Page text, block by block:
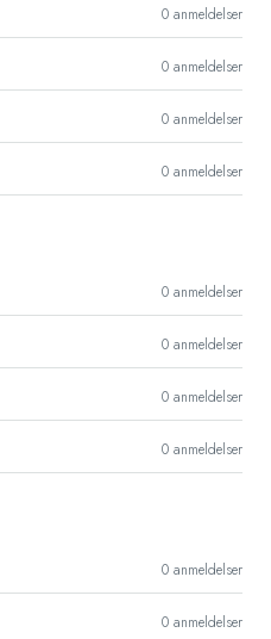
0 anmeldelser
0 anmeldelser
0 anmeldelser
0 anmeldelser
0 anmeldelser
0 anmeldelser
0 anmeldelser
0 anmeldelser
0 anmeldelser
0 anmeldelser